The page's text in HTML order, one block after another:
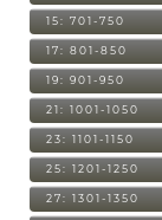
15: 701-750
17: 801-850
19: 901-950
21: 1001-1050
23: 1101-1150
25: 1201-1250
27: 1301-1350